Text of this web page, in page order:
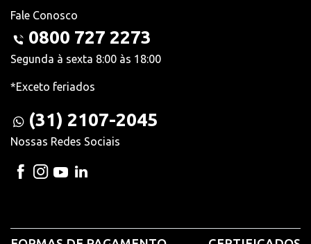
Fale Conosco
0800 727 2273
Segunda à sexta 8:00 às 18:00
*Exceto feriados
(31) 2107-2045
Nossas Redes Sociais